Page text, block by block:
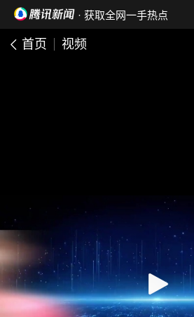
· 获取全网一手热点
首页 视频